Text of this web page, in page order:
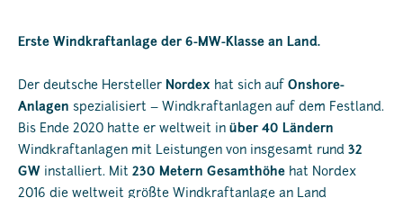
Erste Windkraftanlage der 6-MW-Klasse an Land.
Der deutsche Hersteller Nordex hat sich auf Onshore-
Anlagen spezialisiert – Windkraftanlagen auf dem Festland.
Bis Ende 2020 hatte er weltweit in über 40 Ländern
Windkraftanlagen mit Leistungen von insgesamt rund 32
GW installiert. Mit 230 Metern Gesamthöhe hat Nordex
2016 die weltweit größte Windkraftanlage an Land